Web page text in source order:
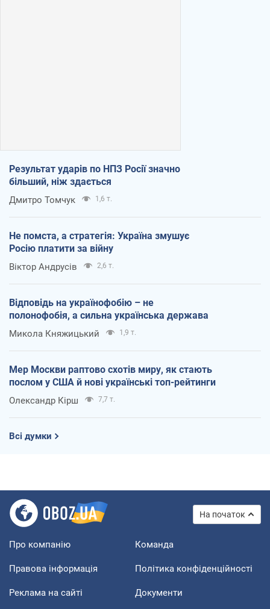
Результат ударів по НПЗ Росії значно
більший, ніж здається
Дмитро Томчук 1,6 т.
Не помста, а стратегія: Україна змушує
Росію платити за війну
Віктор Андрусів 2,6 т.
Відповідь на українофобію – не
полонофобія, а сильна українська держава
Микола Княжицький 1,9 т.
Мер Москви раптово схотів миру, як стають
послом у США й нові українські топ-рейтинги
Олександр Кірш 7,7 т.
Всі думки
На початок
Про компанію Команда
Правова інформація Політика конфіденційності
Реклама на сайті Документи